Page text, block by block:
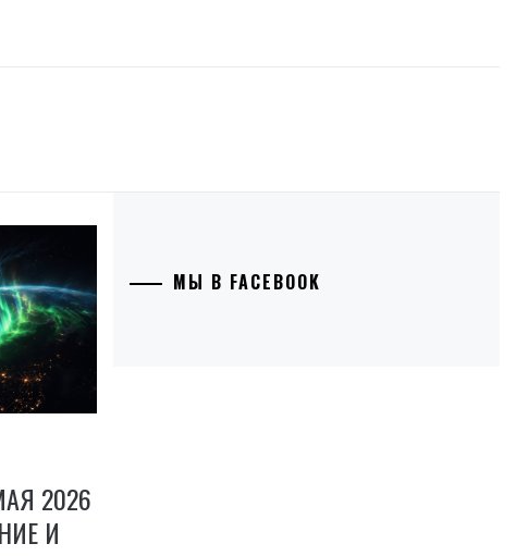
2026
И
МЫ В FACEBOOK